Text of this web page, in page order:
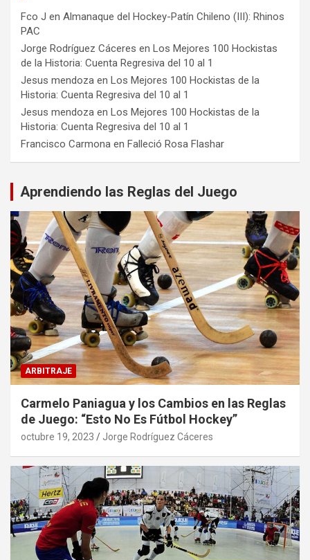
Fco J en Almanaque del Hockey-Patín Chileno (III): Rhinos
PAC
Jorge Rodríguez Cáceres en Los Mejores 100 Hockistas
de la Historia: Cuenta Regresiva del 10 al 1
Jesus mendoza en Los Mejores 100 Hockistas de la
Historia: Cuenta Regresiva del 10 al 1
Jesus mendoza en Los Mejores 100 Hockistas de la
Historia: Cuenta Regresiva del 10 al 1
Francisco Carmona en Falleció Rosa Flashar
Aprendiendo las Reglas del Juego
ARBITRAJE
Carmelo Paniagua y los Cambios en las Reglas
de Juego: “Esto No Es Fútbol Hockey”
octubre 19, 2023 Jorge Rodríguez Cáceres